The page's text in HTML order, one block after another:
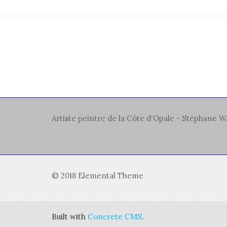
Artiste peintre de la Côte d'Opale - Stéphane
© 2018 Elemental Theme
Built with Concrete CMS.